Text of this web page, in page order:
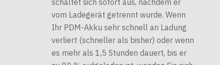
schaltet sich sofort aus, nachdem er
vom Ladegerät getrennt wurde. Wenn
Ihr PDM-Akku sehr schnell an Ladung
verliert (schneller als bisher) oder wenn
es mehr als 1,5 Stunden dauert, bis er